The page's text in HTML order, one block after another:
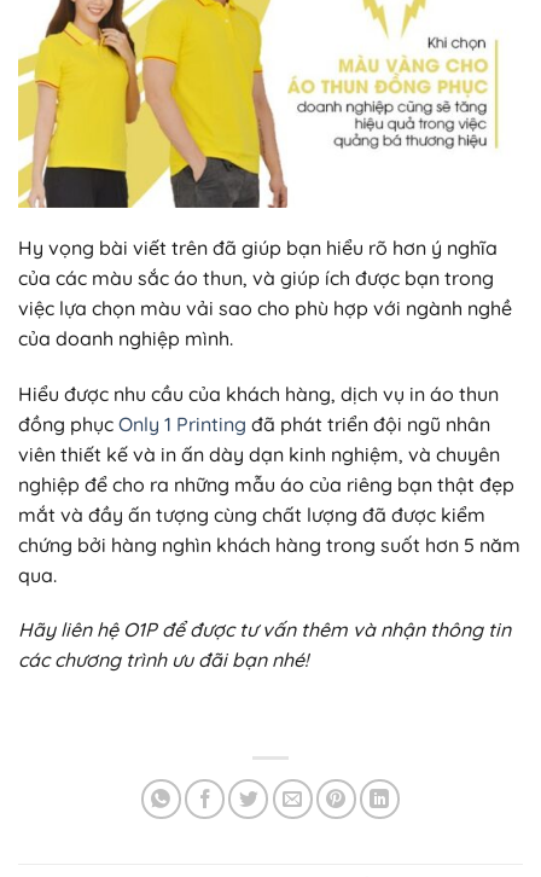
Hy vọng bài viết trên đã giúp bạn hiểu rõ hơn ý nghĩa
của các màu sắc áo thun, và giúp ích được bạn trong
việc lựa chọn màu vải sao cho phù hợp với ngành nghề
của doanh nghiệp mình.
Hiểu được nhu cầu của khách hàng, dịch vụ in áo thun
đồng phục Only 1 Printing đã phát triển đội ngũ nhân
viên thiết kế và in ấn dày dạn kinh nghiệm, và chuyên
nghiệp để cho ra những mẫu áo của riêng bạn thật đẹp
mắt và đầy ấn tượng cùng chất lượng đã được kiểm
chứng bởi hàng nghìn khách hàng trong suốt hơn 5 năm
qua.
Hãy liên hệ O1P để được tư vấn thêm và nhận thông tin
các chương trình ưu đãi bạn nhé!